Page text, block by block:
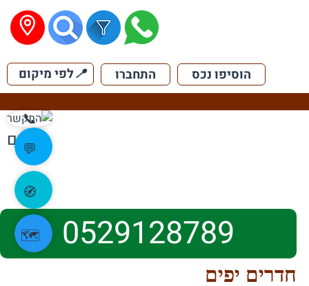
הוסיפו נכס התחברו 📍לפי מיקום
הקודם
0529128789
חדרים יפים
📞
💬
🧭
🗺️